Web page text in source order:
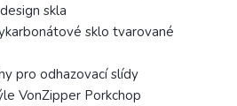
skla
sklo tvarované
pro odhazovací slídy
VonZipper Porkchop